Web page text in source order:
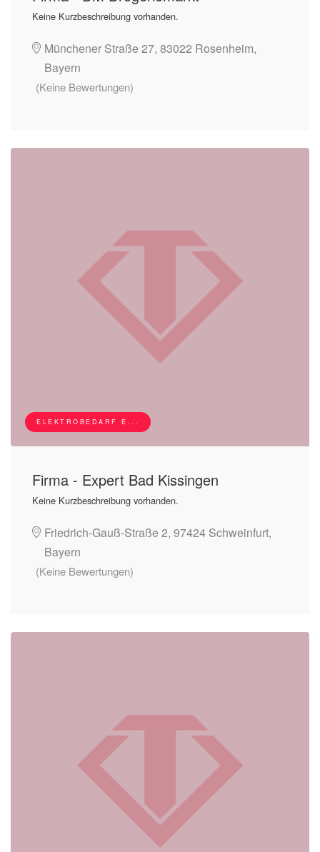
Keine Kurzbeschreibung vorhanden.
Münchener Straße 27, 83022 Rosenheim,
Bayern
(Keine Bewertungen)
ELEKTROBEDARF E...
Firma - Expert Bad Kissingen
Keine Kurzbeschreibung vorhanden.
Friedrich-Gauß-Straße 2, 97424 Schweinfurt,
Bayern
(Keine Bewertungen)